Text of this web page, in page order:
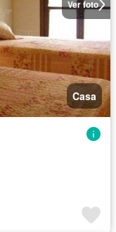
Ver foto
Casa